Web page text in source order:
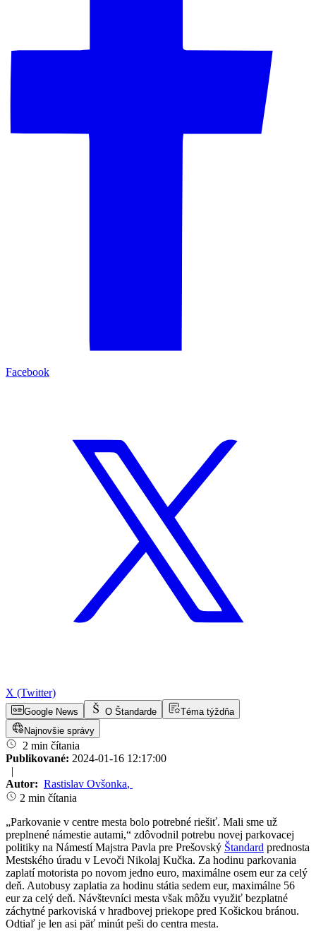
Facebook
X (Twitter)
Google News O Štandarde
Téma týždňa
Najnovšie správy
2 min čítania
Publikované: 2024-01-16 12:17:00
|
Autor: Rastislav Ovšonka,
2 min čítania
„Parkovanie v centre mesta bolo potrebné riešiť. Mali sme už
preplnené námestie autami,“ zdôvodnil potrebu novej parkovacej
politiky na Námestí Majstra Pavla pre Prešovský Štandard prednosta
Mestského úradu v Levoči Nikolaj Kučka. Za hodinu parkovania
zaplatí motorista po novom jedno euro, maximálne osem eur za celý
deň. Autobusy zaplatia za hodinu státia sedem eur, maximálne 56
eur za celý deň. Návštevníci mesta však môžu využiť bezplatné
záchytné parkoviská v hradbovej priekope pred Košickou bránou.
Odtiaľ je len asi päť minút peši do centra mesta.